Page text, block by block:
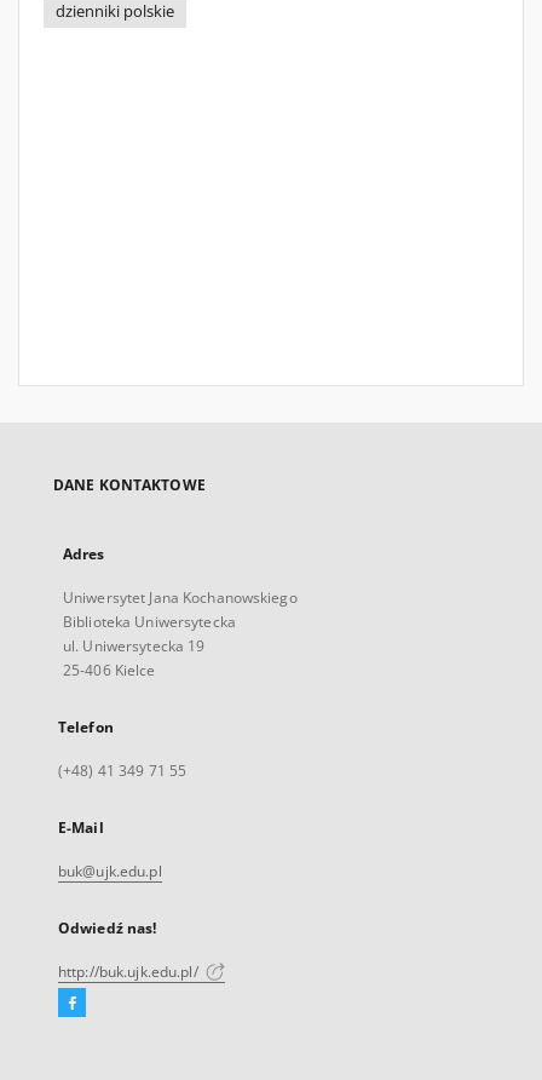
dzienniki polskie
DANE KONTAKTOWE
Adres
Uniwersytet Jana Kochanowskiego
Biblioteka Uniwersytecka
ul. Uniwersytecka 19
25-406 Kielce
Telefon
(+48) 41 349 71 55
E-Mail
buk@ujk.edu.pl
Odwiedź nas!
http://buk.ujk.edu.pl/
Facebook